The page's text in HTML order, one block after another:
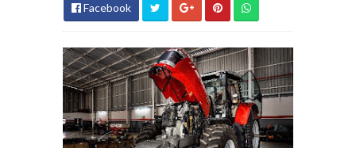
Facebook